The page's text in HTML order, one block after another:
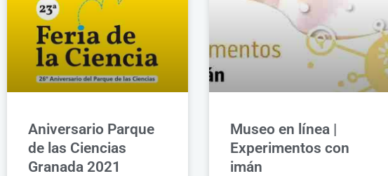
Aniversario Parque
de las Ciencias
Granada 2021
Museo en línea |
Experimentos con
imán